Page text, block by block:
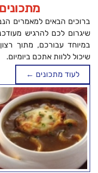
ברוכים הבאים למאמרים
שיגרום לכם להרגיש
במיוחד עבורכם, מתוך
שיכול ללוות אתכם ביומיום.
לעוד מתכונים ←